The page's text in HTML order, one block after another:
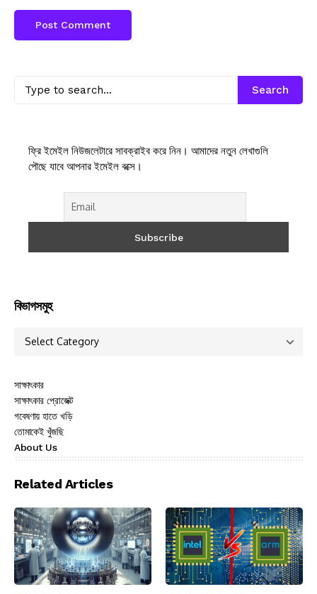
Search
ফ্রি ইমেইল নিউজলেটারে সাবক্রাইব করে নিন। আমাদের নতুন লেখাগুলি
পৌছে যাবে আপনার ইমেইল বক্সে।
বিভাগসমুহ
সাক্ষাৎকার
সাক্ষাৎকার প্রোজেক্ট
গবেষণায় হাতে খড়ি
তোমাকেই খুঁজছি
About Us
Related Articles